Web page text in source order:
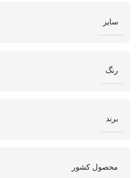
سایز
رنگ
برند
محصول کشور